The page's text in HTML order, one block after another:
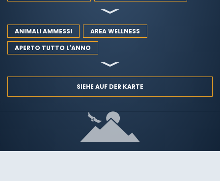
ANIMALI AMMESSI
AREA WELLNESS
APERTO TUTTO L'ANNO
SIEHE AUF DER KARTE